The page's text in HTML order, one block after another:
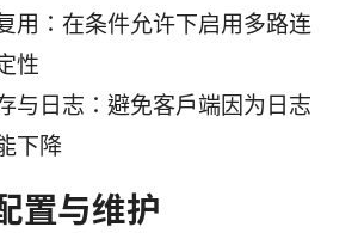
用：在条件允许下启用多路连
性
与日志：避免客户端因为日志
下降
置与维护